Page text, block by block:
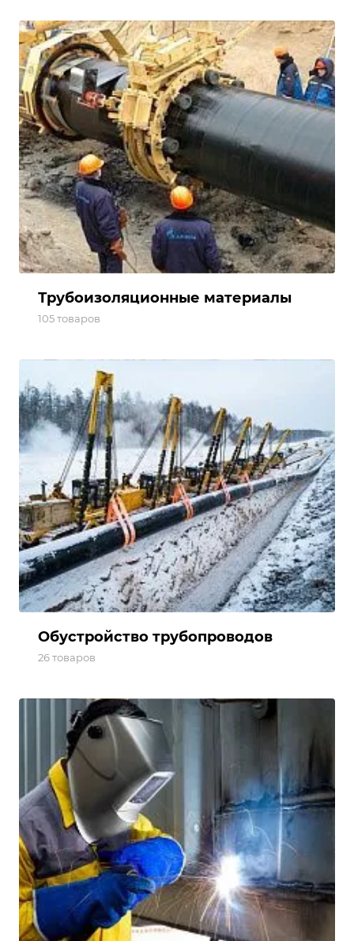
Трубоизоляционные материалы
105 товаров
Обустройство трубопроводов
26 товаров